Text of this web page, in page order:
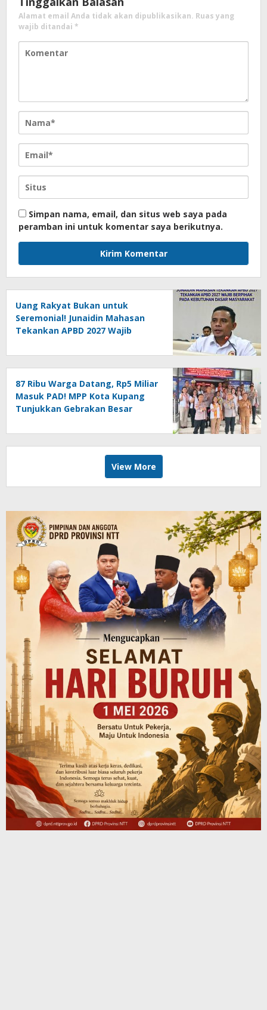
Alamat email Anda tidak akan dipublikasikan. Ruas yang
wajib ditandai *
Simpan nama, email, dan situs web saya pada
peramban ini untuk komentar saya berikutnya.
Uang Rakyat Bukan untuk
Seremonial! Junaidin Mahasan
Tekankan APBD 2027 Wajib
Masyarakat
87 Ribu Warga Datang, Rp5 Miliar
Masuk PAD! MPP Kota Kupang
Tunjukkan Gebrakan Besar
View More